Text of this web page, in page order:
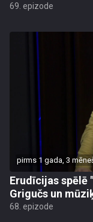
69. epizode
pirms 1 gada, 3
Erudīcijas spēlē
Grigučs un
68. epizode